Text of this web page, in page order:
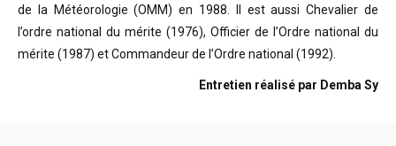
de la Météorologie (OMM) en 1988. Il est aussi Chevalier de
l’ordre national du mérite (1976), Officier de l’Ordre national du
mérite (1987) et Commandeur de l’Ordre national (1992).
Entretien réalisé par Demba Sy